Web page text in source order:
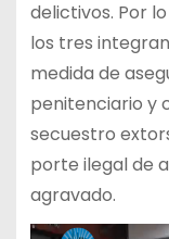
delictivos. Por
los tres
medida de
penitenciario y
secuestro
porte ilegal de
agravado.